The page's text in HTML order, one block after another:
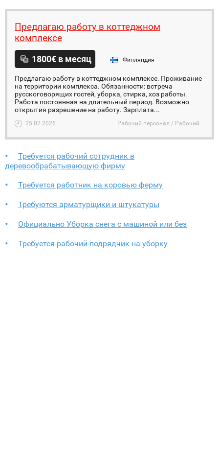
Предлагаю работу в коттеджном
комплексе
1800€ в месяц Финляндия
Предлагаю работу в коттеджном комплексе. Проживание
на территории комплекса. Обязанности: встреча
русскоговорящих гостей, уборка, стирка, хоз работы.
Работа постоянная на длительный период. Возможно
открытия разрешение на работу. Зарплата...
25.07.2026 Рабочий персонал / Рабочий
Требуется рабочий сотрудник в
деревообрабатывающую фирму
Требуется работник на коровью ферму
Требуются арматурщики и штукатуры
Официально Уборка снега с машиной или без
Требуется рабочий-подрядчик на уборку